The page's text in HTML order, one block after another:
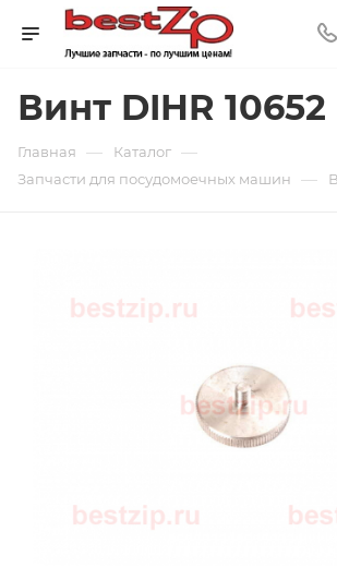
Винт DIHR 10652
Главная — Каталог —
Запчасти для посудомоечных машин —